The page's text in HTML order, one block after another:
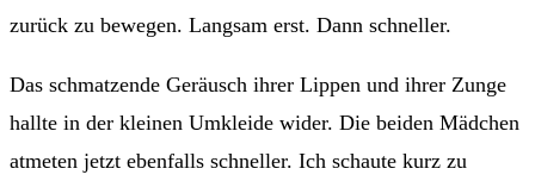
zurück zu bewegen. Langsam erst. Dann schneller.
Das schmatzende Geräusch ihrer Lippen und ihrer Zunge
hallte in der kleinen Umkleide wider. Die beiden Mädchen
atmeten jetzt ebenfalls schneller. Ich schaute kurz zu